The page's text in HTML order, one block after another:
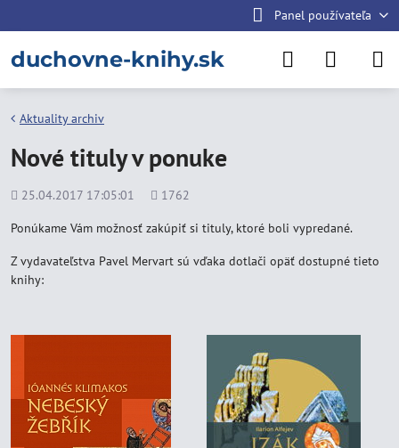
Panel používateľa
duchovne-knihy.sk
Aktuality archiv
Nové tituly v ponuke
Pridané
25.04.2017 17:05:01
Počet
1762
Ponúkame Vám možnosť zakúpiť si tituly, ktoré boli vypredané.
Z vydavateľstva Pavel Mervart sú vďaka dotlači opäť dostupné tieto
knihy: